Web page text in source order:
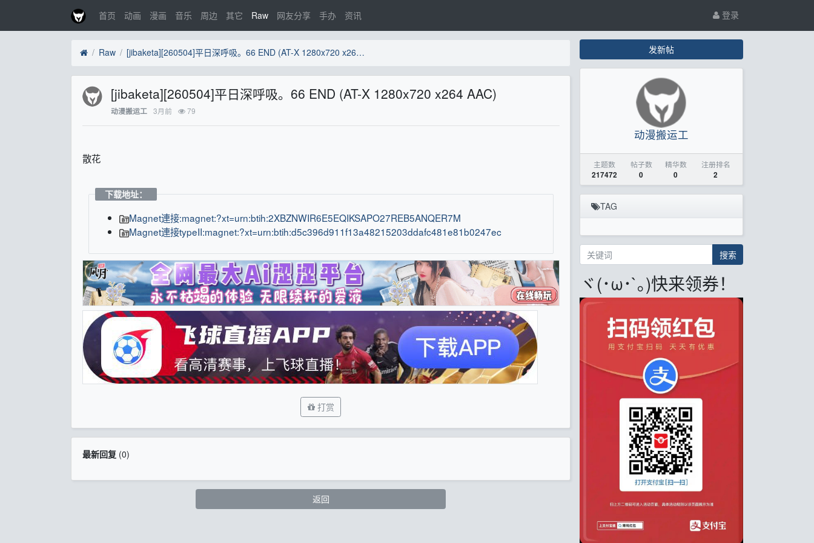
首页 动画 漫画 音乐 周边 其它 Raw 网友分享 手办 资讯 登录
Raw [jibaketa][260504]平日深呼吸。66 END (AT-X 1280x720 x264 AAC)
[jibaketa][260504]平日深呼吸。66 END (AT-X 1280x720 x264 AAC)
动漫搬运工 3月前 79
散花
下载地址：
Magnet連接:magnet:?xt=urn:btih:2XBZNWIR6E5EQIKSAPO27REB5ANQER7M
Magnet連接typeII:magnet:?xt=urn:btih:d5c396d911f13a48215203ddafc481e81b0247ec
打赏
最新回复(0)
返回
发新帖
动漫搬运工
主题数
217472
帖子数
0
精华数
0
注册排名
2
TAG
搜索
ヾ(･ω･`｡)快来领券！